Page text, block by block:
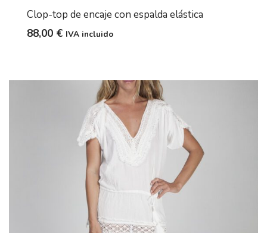
Clop-top de encaje con espalda elástica
88,00 € IVA incluido